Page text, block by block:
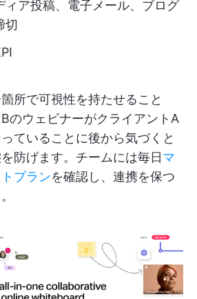
ィア投稿、電子メール、ブログ
切
所で可視性を持たせること
のウェビナーがクライアントA
ていることに後から気づくと
防げます。チームには毎日マ
プランを確認し、連携を保つ